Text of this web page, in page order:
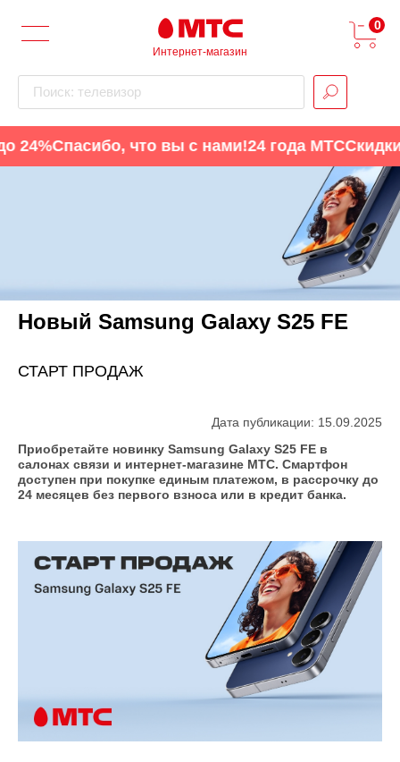
Интернет-магазин
Поиск: телевизор
0
24%Спасибо, что вы с нами!24 года МТССкидки
Новый Samsung Galaxy S25 FE
СТАРТ ПРОДАЖ
Дата публикации: 15.09.2025
Приобретайте новинку Samsung Galaxy S25 FE в
салонах связи и интернет-магазине МТС. Смартфон
доступен при покупке единым платежом, в рассрочку до
24 месяцев без первого взноса или в кредит банка.